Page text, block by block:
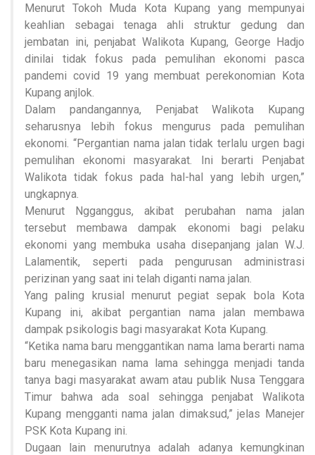
Menurut Tokoh Muda Kota Kupang yang mempunyai
keahlian sebagai tenaga ahli struktur gedung dan
jembatan ini, penjabat Walikota Kupang, George Hadjo
dinilai tidak fokus pada pemulihan ekonomi pasca
pandemi covid 19 yang membuat perekonomian Kota
Kupang anjlok.
Dalam pandangannya, Penjabat Walikota Kupang
seharusnya lebih fokus mengurus pada pemulihan
ekonomi. “Pergantian nama jalan tidak terlalu urgen bagi
pemulihan ekonomi masyarakat. Ini berarti Penjabat
Walikota tidak fokus pada hal-hal yang lebih urgen,”
ungkapnya.
Menurut Ngganggus, akibat perubahan nama jalan
tersebut membawa dampak ekonomi bagi pelaku
ekonomi yang membuka usaha disepanjang jalan W.J.
Lalamentik, seperti pada pengurusan administrasi
perizinan yang saat ini telah diganti nama jalan.
Yang paling krusial menurut pegiat sepak bola Kota
Kupang ini, akibat pergantian nama jalan membawa
dampak psikologis bagi masyarakat Kota Kupang.
“Ketika nama baru menggantikan nama lama berarti nama
baru menegasikan nama lama sehingga menjadi tanda
tanya bagi masyarakat awam atau publik Nusa Tenggara
Timur bahwa ada soal sehingga penjabat Walikota
Kupang mengganti nama jalan dimaksud,” jelas Manejer
PSK Kota Kupang ini.
Dugaan lain menurutnya adalah adanya kemungkinan